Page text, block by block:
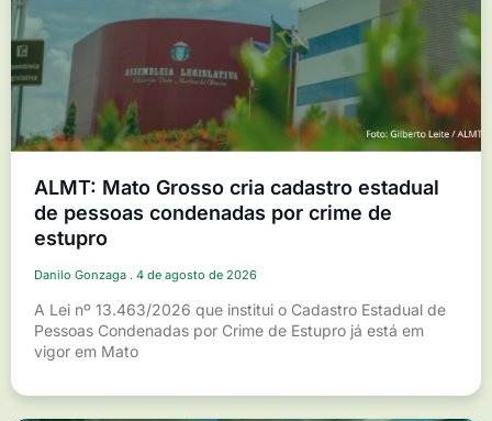
ALMT: Mato Grosso cria cadastro estadual
de pessoas condenadas por crime de
estupro
Danilo Gonzaga 4 de agosto de 2026
A Lei nº 13.463/2026 que institui o Cadastro Estadual de
Pessoas Condenadas por Crime de Estupro já está em
vigor em Mato